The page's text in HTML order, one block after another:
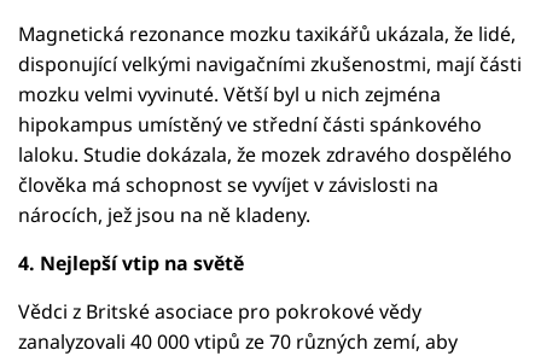
Magnetická rezonance mozku taxikářů ukázala, že lidé,
disponující velkými navigačními zkušenostmi, mají části
mozku velmi vyvinuté. Větší byl u nich zejména
hipokampus umístěný ve střední části spánkového
laloku. Studie dokázala, že mozek zdravého dospělého
člověka má schopnost se vyvíjet v závislosti na
nárocích, jež jsou na ně kladeny.
4. Nejlepší vtip na světě
Vědci z Britské asociace pro pokrokové vědy
zanalyzovali 40 000 vtipů ze 70 různých zemí, aby